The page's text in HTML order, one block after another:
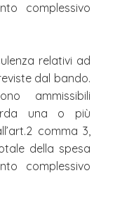
complessivo
relativi ad
dal bando.
ammissibili
una o più
comma 3,
della spesa
complessivo